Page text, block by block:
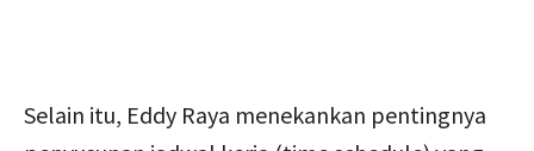
Selain itu, Eddy Raya menekankan pentingnya